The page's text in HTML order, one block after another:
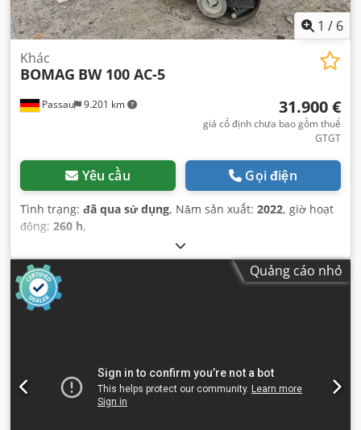
1 / 6
Passau 9.201 km
Khác
BOMAG BW 100 AC-5
31.900 €
giá cố định chưa bao gồm thuế
GTGT
Yêu cầu Gọi điện
Tình trạng: đã qua sử dụng, Năm sản xuất: 2022, giờ hoạt
động: 260 h,
Quảng cáo nhỏ